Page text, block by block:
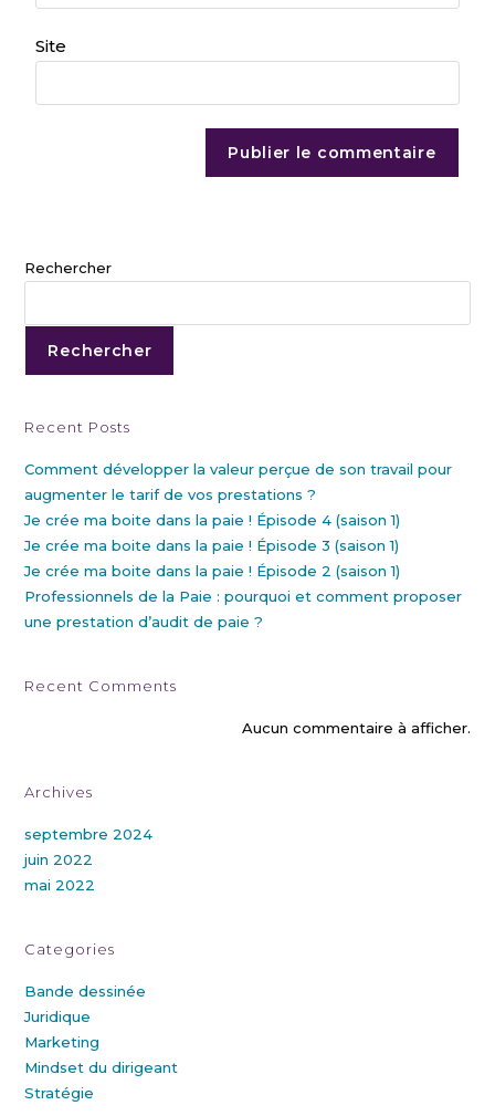
Site
Rechercher
Rechercher
Recent Posts
Comment développer la valeur perçue de son travail pour
augmenter le tarif de vos prestations ?
Je crée ma boite dans la paie ! Épisode 4 (saison 1)
Je crée ma boite dans la paie ! Épisode 3 (saison 1)
Je crée ma boite dans la paie ! Épisode 2 (saison 1)
Professionnels de la Paie : pourquoi et comment proposer
une prestation d’audit de paie ?
Recent Comments
Aucun commentaire à afficher.
Archives
septembre 2024
juin 2022
mai 2022
Categories
Bande dessinée
Juridique
Marketing
Mindset du dirigeant
Stratégie